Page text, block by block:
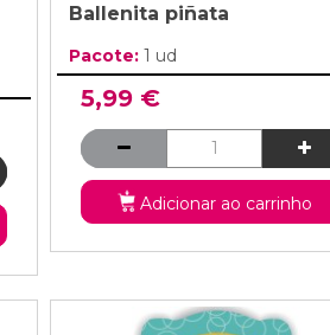
Ballenita piñata
Pacote: 1 ud
5,99 €
Adicionar ao carrinho